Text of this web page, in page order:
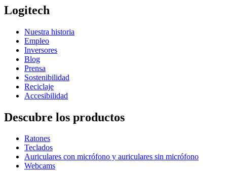
Logitech
Nuestra historia
Empleo
Inversores
Blog
Prensa
Sostenibilidad
Reciclaje
Accesibilidad
Descubre los productos
Ratones
Teclados
Auriculares con micrófono y auriculares sin micrófono
Webcams